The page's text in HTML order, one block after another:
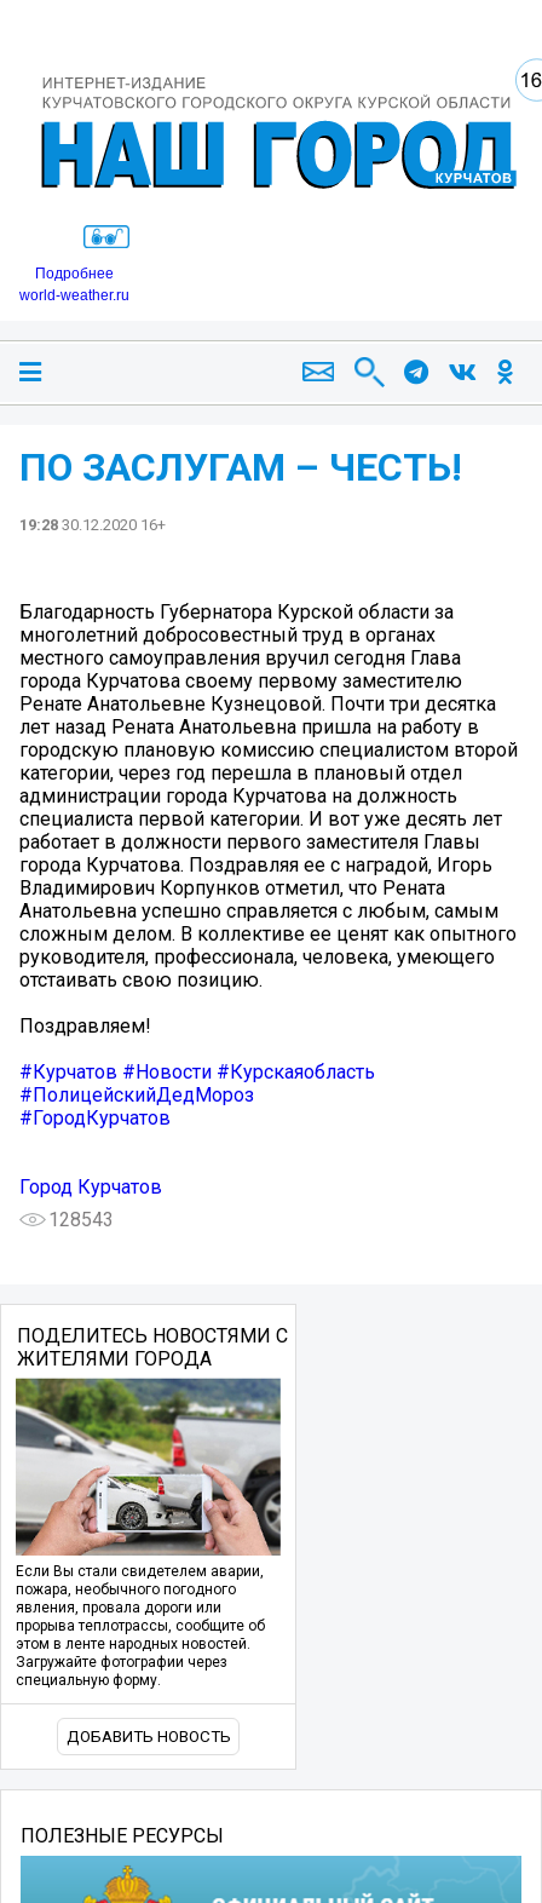
Подробнее
world-weather.ru
ПО ЗАСЛУГАМ – ЧЕСТЬ!
19:28 30.12.2020 16+
Благодарность Губернатора Курской области за
многолетний добросовестный труд в органах
местного самоуправления вручил сегодня Глава
города Курчатова своему первому заместителю
Ренате Анатольевне Кузнецовой. Почти три десятка
лет назад Рената Анатольевна пришла на работу в
городскую плановую комиссию специалистом второй
категории, через год перешла в плановый отдел
администрации города Курчатова на должность
специалиста первой категории. И вот уже десять лет
работает в должности первого заместителя Главы
города Курчатова. Поздравляя ее с наградой, Игорь
Владимирович Корпунков отметил, что Рената
Анатольевна успешно справляется с любым, самым
сложным делом. В коллективе ее ценят как опытного
руководителя, профессионала, человека, умеющего
отстаивать свою позицию.
Поздравляем!
#Курчатов #Новости #Курскаяобласть
#ПолицейскийДедМороз
#ГородКурчатов
Город Курчатов
128543
ПОДЕЛИТЕСЬ НОВОСТЯМИ С
ЖИТЕЛЯМИ ГОРОДА
Если Вы стали свидетелем аварии,
пожара, необычного погодного
явления, провала дороги или
прорыва теплотрассы, сообщите об
этом в ленте народных новостей.
Загружайте фотографии через
специальную форму.
ДОБАВИТЬ НОВОСТЬ
ПОЛЕЗНЫЕ РЕСУРСЫ